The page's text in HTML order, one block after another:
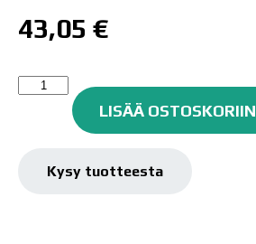
43,05 €
Rustyco
Ruosteenpoistaja,LISÄÄ OSTOSKORIIN
Kysy tuotteesta